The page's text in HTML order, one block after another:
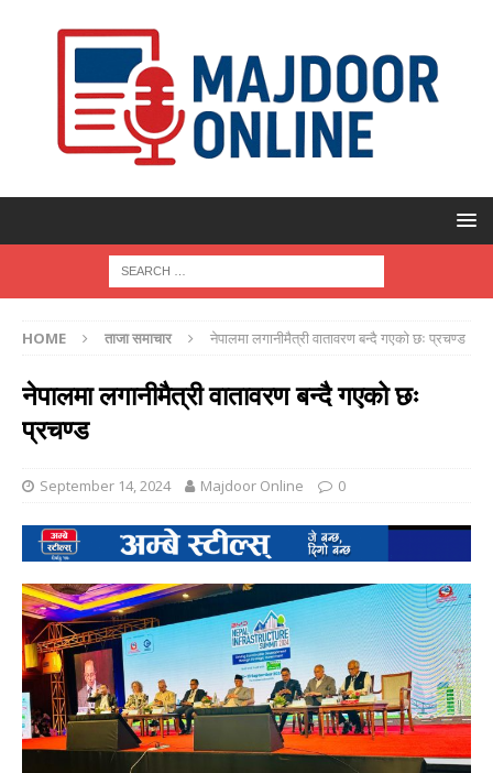
HOME ताजा समाचार नेपालमा लगानीमैत्री वातावरण बन्दै गएको छः प्रचण्ड
नेपालमा लगानीमैत्री वातावरण बन्दै गएको छः
प्रचण्ड
September 14, 2024 Majdoor Online 0